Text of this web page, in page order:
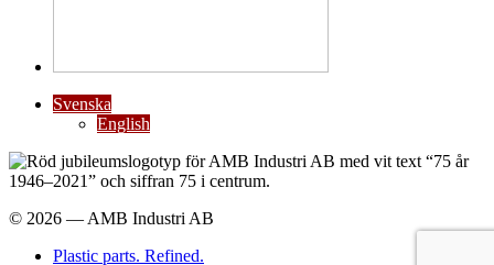
Svenska
English
© 2026 — AMB Industri AB
Plastic parts. Refined.